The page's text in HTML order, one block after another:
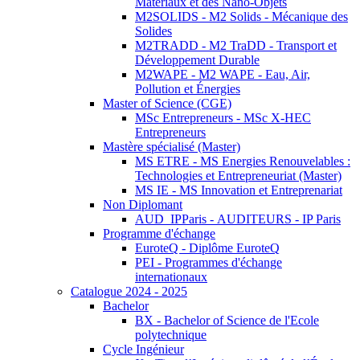
M2SOLIDS - M2 Solids - Mécanique des
Solides
M2TRADD - M2 TraDD - Transport et
Développement Durable
M2WAPE - M2 WAPE - Eau, Air,
Pollution et Énergies
Master of Science (CGE)
MSc Entrepreneurs - MSc X-HEC
Entrepreneurs
Mastère spécialisé (Master)
MS ETRE - MS Energies Renouvelables :
Technologies et Entrepreneuriat (Master)
MS IE - MS Innovation et Entreprenariat
Non Diplomant
AUD_IPParis - AUDITEURS - IP Paris
Programme d'échange
EuroteQ - Diplôme EuroteQ
PEI - Programmes d'échange
internationaux
Catalogue 2024 - 2025
Bachelor
BX - Bachelor of Science de l'Ecole
polytechnique
Cycle Ingénieur